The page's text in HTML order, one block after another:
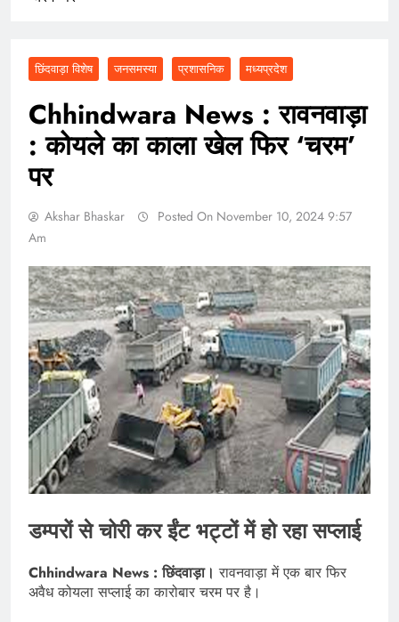
छिंदवाड़ा विशेष जनसमस्या प्रशासनिक मध्यप्रदेश
Chhindwara News : रावनवाड़ा
: कोयले का काला खेल फिर ‘चरम’
पर
Akshar Bhaskar
Posted On November 10, 2024 9:57
Am
डम्परों से चोरी कर ईंट भट्टों में हो रहा सप्लाई
Chhindwara News : छिंदवाड़ा। रावनवाड़ा में एक बार फिर
अवैध कोयला सप्लाई का कारोबार चरम पर है।